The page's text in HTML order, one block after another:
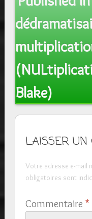
navigation
Blake)
LAISSER UN
Votre adresse e-mail
obligatoires sont
Commentaire *